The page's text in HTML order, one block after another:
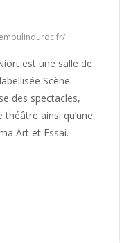
est une salle de
Scène
des spectacles,
ainsi qu’une
Art et Essai.